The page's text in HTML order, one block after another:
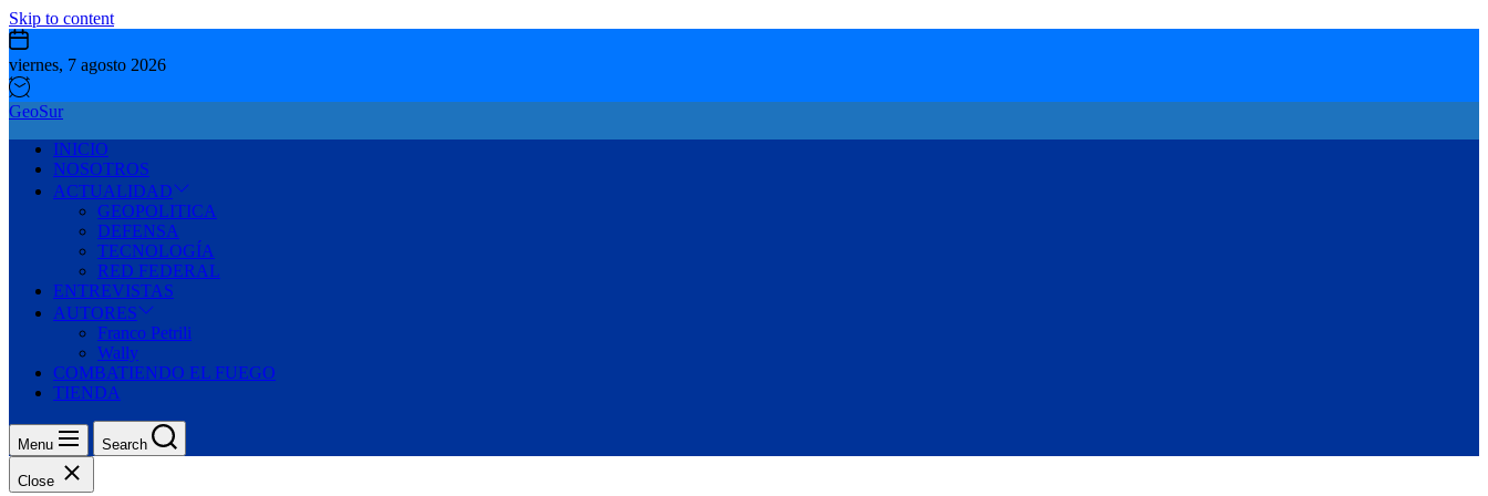
Skip to content
viernes, 7 agosto 2026
GeoSur
INICIO
NOSOTROS
ACTUALIDAD
GEOPOLITICA
DEFENSA
TECNOLOGÍA
RED FEDERAL
ENTREVISTAS
AUTORES
Franco Petrili
Wally
COMBATIENDO EL FUEGO
TIENDA
Menu Search
Close